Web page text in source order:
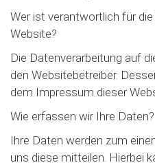
Wer ist verantwortlich für
Website?
Die Datenverarbeitung auf
den Websitebetreiber.
dem Impressum dieser
Wie erfassen wir Ihre Daten?
Ihre Daten werden zum
uns diese mitteilen. Hierbei